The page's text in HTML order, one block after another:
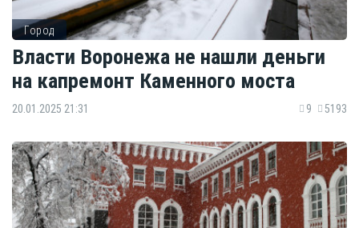
Город
Власти Воронежа не нашли деньги
на капремонт Каменного моста
20.01.2025 21:31 9 5193